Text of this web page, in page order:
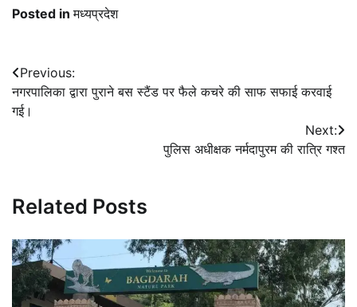
Posted inमध्यप्रदेश
Post
navigation
Previous:
नगरपालिका द्वारा पुराने बस स्टैंड पर फैले कचरे की साफ सफाई करवाई
गई।
Next:
पुलिस अधीक्षक नर्मदापुरम की रात्रि गश्त
Related Posts